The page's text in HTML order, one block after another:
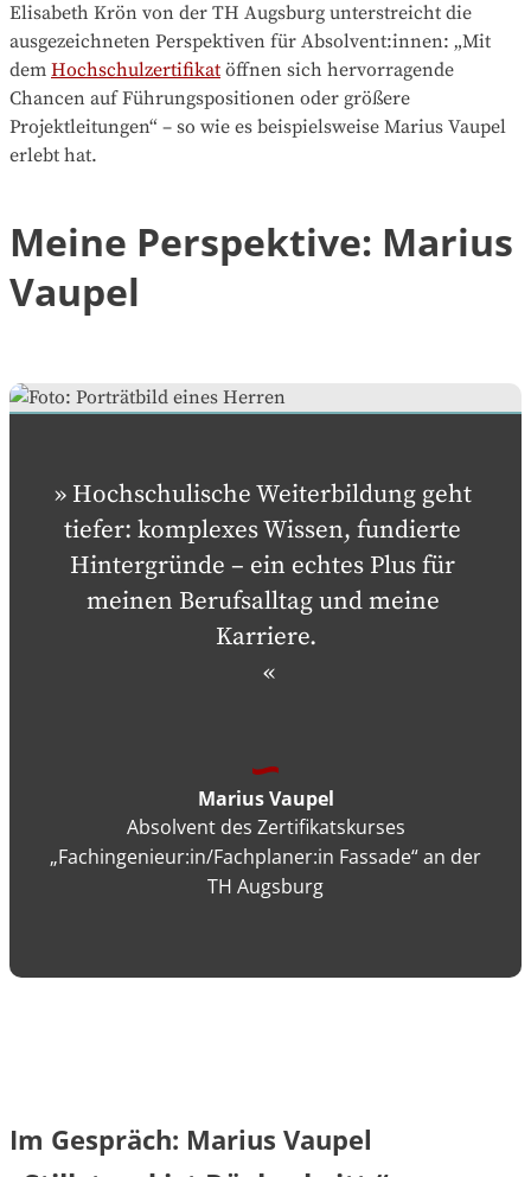
Elisabeth Krön von der TH Augsburg unterstreicht die
ausgezeichneten Perspektiven für Absolvent:innen: „Mit
dem Hochschulzertifikat öffnen sich hervorragende
Chancen auf Führungspositionen oder größere
Projektleitungen“ – so wie es beispielsweise Marius Vaupel
erlebt hat.
Meine Perspektive: Marius
Vaupel
Hochschulische Weiterbildung geht
tiefer: komplexes Wissen, fundierte
Hintergründe – ein echtes Plus für
meinen Berufsalltag und meine
Marius Vaupel
Absolvent des Zertifikatskurses
„Fachingenieur:in/Fachplaner:in Fassade“ an der
TH Augsburg
Im Gespräch: Marius Vaupel